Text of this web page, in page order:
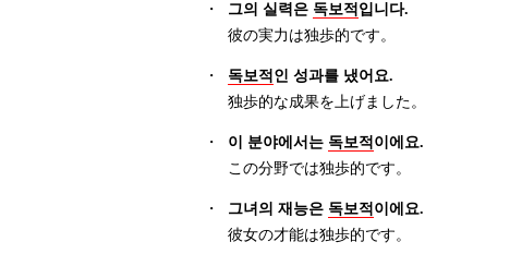
・ 그의 실력은 독보적 입니다.
彼の実力は独歩的です。
・ 독보적 인 성과를 냈어요.
独歩的な成果を上げました。
・ 이 분야에서는 독보적 이에요.
この分野では独歩的です。
・ 그녀의 재능은 독보적 이에요.
彼女の才能は独歩的です。